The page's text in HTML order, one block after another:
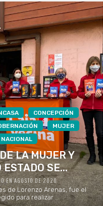
CONCEPCIÓN
MUJER
NACIONAL
LA MUJER Y
ESTADO SE...
EN AGOSTO DE 2020
de Lorenzo Arenas, fue el
para realizar ...